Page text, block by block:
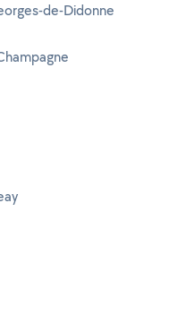
de-Didonne